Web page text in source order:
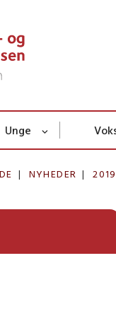
Unge
NYHEDER 2019